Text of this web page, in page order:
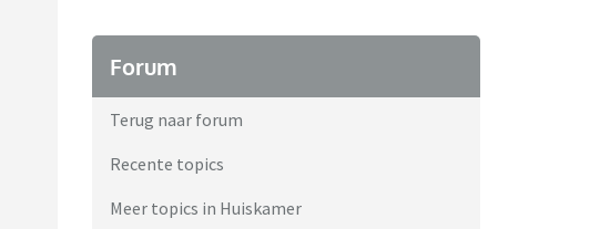
Forum
Terug naar forum
Recente topics
Meer topics in Huiskamer